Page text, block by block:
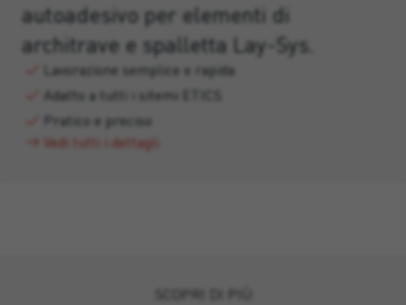
autoadesivo per elementi di
architrave e spalletta Lay-Sys.
Lavorazione semplice e rapida
Adatto a tutti i sitemi ETICS
Pratico e preciso
Vedi tutti i dettagli